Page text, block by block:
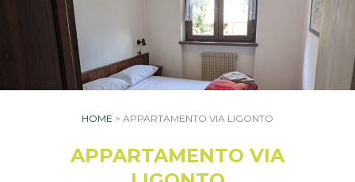
HOME > APPARTAMENTO VIA LIGONTO
APPARTAMENTO VIA